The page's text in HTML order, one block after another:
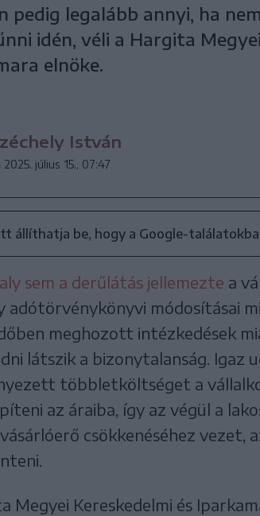
pedig legalább annyi, ha
idén, véli a Hargita
elnöke.
István
2025. július 15., 07:47
állíthatja be, hogy a Google-
sem a derűlátás jellemezte a
adótörvénykönyvi módosításai
meghozott intézkedések
látszik a bizonytalanság. Igaz
többletköltséget a
az áraiba, így az végül a
csökkenéséhez vezet,
Megyei Kereskedelmi és